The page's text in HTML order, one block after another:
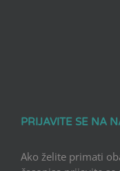
PRIJAVITE SE NA
Ako želite primati